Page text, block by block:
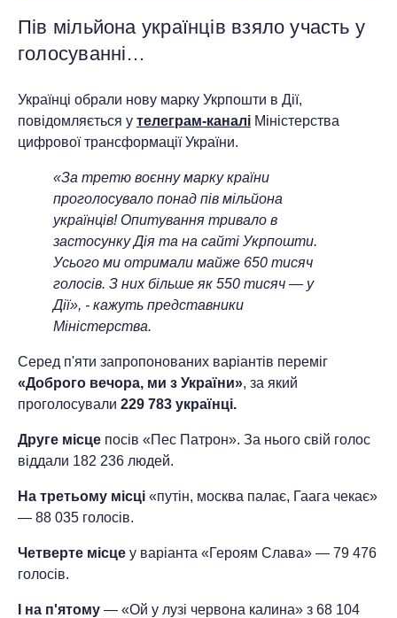
Пів мільйона українців взяло участь у
голосуванні…
Українці обрали нову марку Укрпошти в Дії,
повідомляється у телеграм-каналі Міністерства
цифрової трансформації України.
«За третю воєнну марку країни
проголосувало понад пів мільйона
українців! Опитування тривало в
застосунку Дія та на сайті Укрпошти.
Усього ми отримали майже 650 тисяч
голосів. З них більше як 550 тисяч — у
Дії», - кажуть представники
Міністерства.
Серед п'яти запропонованих варіантів переміг
«Доброго вечора, ми з України», за який
проголосували 229 783 українці.
Друге місце посів «Пес Патрон». За нього свій голос
віддали 182 236 людей.
На третьому місці «путін, москва палає, Гаага чекає»
— 88 035 голосів.
Четверте місце у варіанта «Героям Слава» — 79 476
голосів.
І на п'ятому — «Ой у лузі червона калина» з 68 104